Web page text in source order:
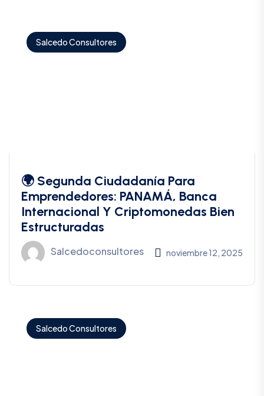
Salcedo Consultores
🌍 Segunda Ciudadanía Para
Emprendedores: PANAMÁ, Banca
Internacional Y Criptomonedas Bien
Estructuradas
Salcedoconsultores noviembre 12, 2025
Salcedo Consultores